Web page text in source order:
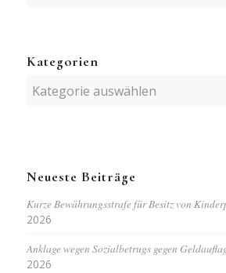
Kategorien
Kategorien
Neueste Beiträge
Kurze Bewährungsstrafe für Besitz von
2026
Anklage wegen Sozialbetrugs gegen
2026